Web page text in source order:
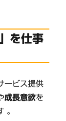
を仕事
ービス提供
成長意欲を
。